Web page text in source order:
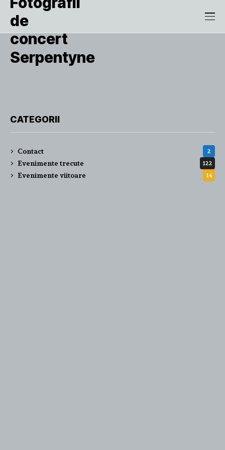
Serpentyne
CATEGORII
Contact 2
Evenimente trecute 122
Evenimente viitoare 14